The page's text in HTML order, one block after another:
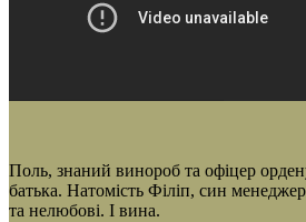
Поль, знаний винороб та офіцер
батька. Натомість Філіп, син
та нелюбові. І вина.